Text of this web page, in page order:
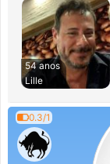
54 anos
Lille
0.3/1